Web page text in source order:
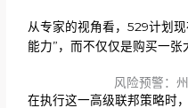
从专家的视角看，529计划
能力”，而不仅仅是购买一张
风险预警：
在执行这一高级联邦策略时